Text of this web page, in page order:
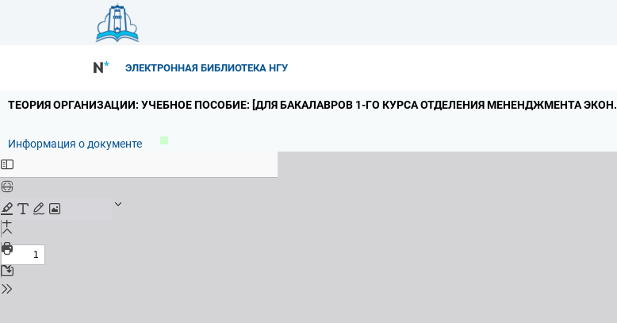
ЭЛЕКТРОННАЯ БИБЛИОТЕКА НГУ
ТЕОРИЯ ОРГАНИЗАЦИИ: УЧЕБНОЕ ПОСОБИЕ: [ДЛЯ БАКАЛАВРОВ 1-ГО КУРСА ОТДЕЛЕНИЯ МЕНЕНДЖМЕНТА ЭКОН.
Информация о документе